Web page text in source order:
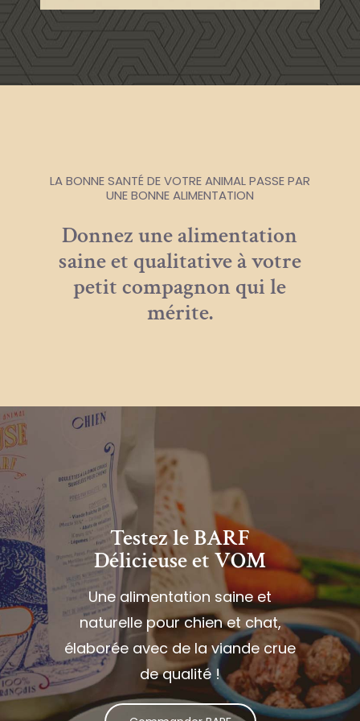
LA BONNE SANTÉ DE VOTRE ANIMAL PASSE PAR
UNE BONNE ALIMENTATION
Donnez une alimentation
saine et qualitative à votre
petit compagnon qui le
mérite.
Testez le BARF
Délicieuse et VOM
Une alimentation saine et
naturelle pour chien et chat,
élaborée avec de la viande crue
de qualité !